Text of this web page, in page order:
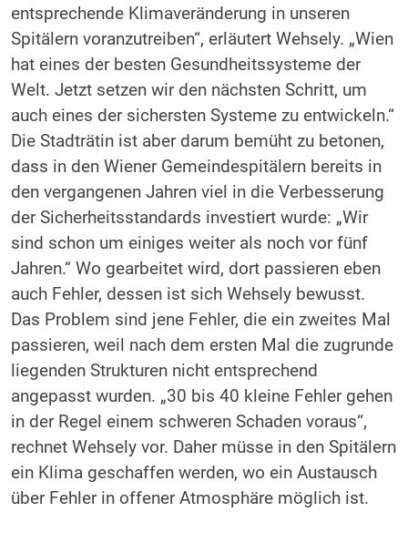
entsprechende Klimaveränderung in unseren
Spitälern voranzutreiben“, erläutert Wehsely. „Wien
hat eines der besten Gesundheitssysteme der
Welt. Jetzt setzen wir den nächsten Schritt, um
auch eines der sichersten Systeme zu entwickeln.“
Die Stadträtin ist aber darum bemüht zu betonen,
dass in den Wiener Gemeindespitälern bereits in
den vergangenen Jahren viel in die Verbesserung
der Sicherheitsstandards investiert wurde: „Wir
sind schon um einiges weiter als noch vor fünf
Jahren.“ Wo gearbeitet wird, dort passieren eben
auch Fehler, dessen ist sich Wehsely bewusst.
Das Problem sind jene Fehler, die ein zweites Mal
passieren, weil nach dem ersten Mal die zugrunde
liegenden Strukturen nicht entsprechend
angepasst wurden. „30 bis 40 kleine Fehler gehen
in der Regel einem schweren Schaden voraus“,
rechnet Wehsely vor. Daher müsse in den Spitälern
ein Klima geschaffen werden, wo ein Austausch
über Fehler in offener Atmosphäre möglich ist.